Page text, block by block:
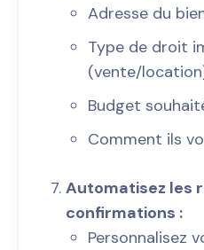
Adresse du
Type de droit
(vente/
Budget
Comment ils
Automatisez les
confirmations :
Personnalisez